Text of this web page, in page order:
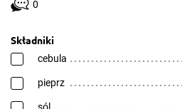
0
Składniki
cebula
pieprz